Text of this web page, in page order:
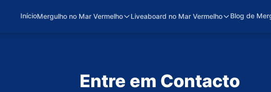
InícioMergulho no Mar Vermelho Liveaboard no Mar Vermelho Blog de
Entre em Contacto